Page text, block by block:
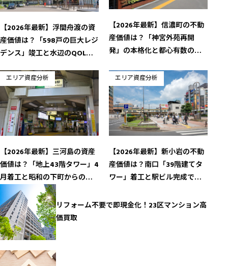
【2026年最新】浮間舟渡の資
産価値は？「598戸の巨大レジ
デンス」竣工と水辺のQOLが
【2026年最新】信濃町の不動
産価値は？「神宮外苑再開
発」の本格化と都心有数の緑
エリア資産分析
【2026年最新】三河島の資産
価値は？「地上43階タワー」4
月着工と昭和の下町からの脱
エリア資産分析
【2026年最新】新小岩の不動
産価値は？南口「39階建てタ
ワー」着工と駅ビル完成で加
リフォーム不要で即現金化！23区マンション高
価買取